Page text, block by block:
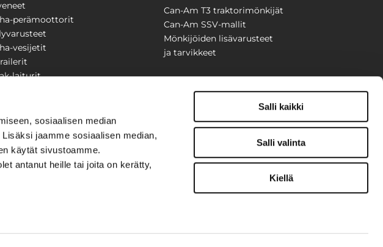
sosiaalisen median
jaamme sosiaalisen median,
käytät sivustoamme.
antanut heille tai joita on kerätty,
Salli kaikki
Salli valinta
Kiellä
perämoottorit
vesijetit
laiturit
Can-Am T3 traktorimönkijät
Can-Am SSV-mallit
Mönkijöiden lisävarusteet
ja tarvikkeet
ja korjaamo